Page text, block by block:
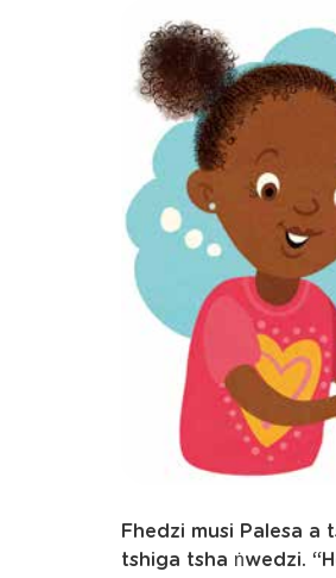
Fhedzi musi Palesa
tshiga tsha ṅwedzi.